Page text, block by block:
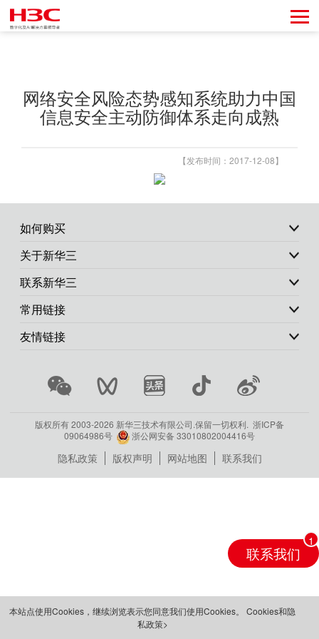
网络安全风险态势感知系统助力中国
信息安全主动防御体系走向成熟
【发布时间：2017-12-08】
如何购买
关于新华三
联系新华三
常用链接
友情链接
版权所有 2003-2026 新华三技术有限公司.保留一切权利. 浙ICP备
09064986号
浙公网安备 33010802004416号
隐私政策 版权声明 网站地图 联系我们
联系我们
本站点使用Cookies，继续浏览表示您同意我们使用Cookies。 Cookies和隐
私政策>